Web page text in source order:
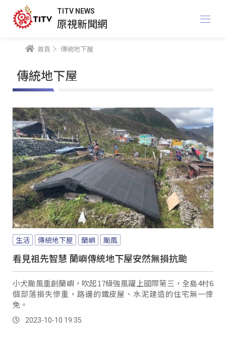
TITV NEWS
原視新聞網
首頁 傳統地下屋
傳統地下屋
生活 傳統地下屋 蘭嶼 颱風
看見祖先智慧 蘭嶼傳統地下屋安然無損抗颱
小犬颱風重創蘭嶼，吹起17級強風躍上國際第三，全島4村6
個部落損失慘重，路邊的鐵皮屋、水泥建造的住宅無一倖
免。
2023-10-10 19:35